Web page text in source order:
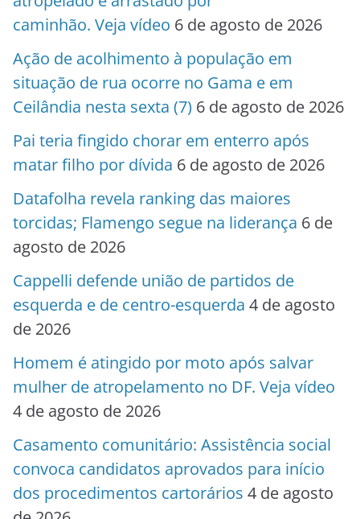
caminhão. Veja vídeo 6 de agosto de 2026
Ação de acolhimento à população em
situação de rua ocorre no Gama e em
Ceilândia nesta sexta (7) 6 de agosto de 2026
Pai teria fingido chorar em enterro após
matar filho por dívida 6 de agosto de 2026
Datafolha revela ranking das maiores
torcidas; Flamengo segue na liderança 6 de
agosto de 2026
Cappelli defende união de partidos de
esquerda e de centro-esquerda 4 de agosto
de 2026
Homem é atingido por moto após salvar
mulher de atropelamento no DF. Veja vídeo
4 de agosto de 2026
Casamento comunitário: Assistência social
convoca candidatos aprovados para início
dos procedimentos cartorários 4 de agosto